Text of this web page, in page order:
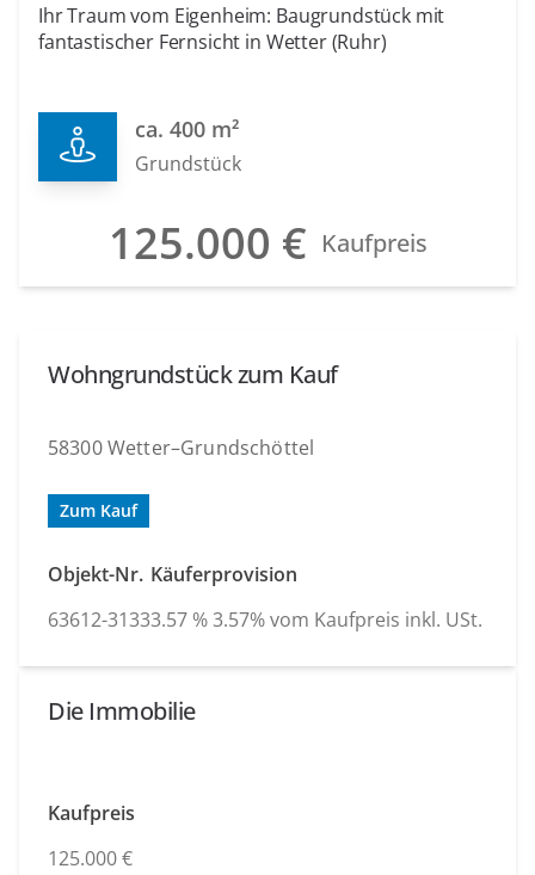
Ihr Traum vom Eigenheim: Baugrundstück mit
fantastischer Fernsicht in Wetter (Ruhr)
ca. 400 m²
Grundstück
125.000 € Kaufpreis
Wohngrundstück zum Kauf
58300 Wetter–Grundschöttel
Zum Kauf
Objekt-Nr.
63612-3133
Käuferprovision
3.57 % 3.57% vom Kaufpreis inkl. USt.
Die Immobilie
Kaufpreis
125.000 €